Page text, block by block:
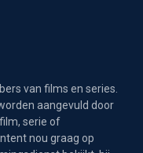
van films en series.
aangevuld door
serie of
nou graag op